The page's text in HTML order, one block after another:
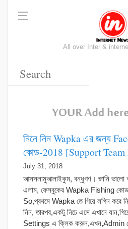
All over Inter &
নিনে নিন Wapka এর জন্য
কোড-2018 [Support Team
July 31, 2018
আসসলামুআলাইকুম, বন্ধুগণ। জানি ভালো
এলাম, ফেসবুকের Wapka Fishing
So,প্রথমে Wapka তে গিয়ে লগিন করে
নিন, তারপর,একটু নিচে এসে এখানে
Settings এ ক্লিক করুন,এখন,Admin